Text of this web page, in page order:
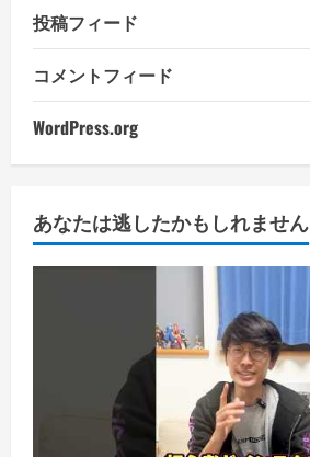
投稿フィード
コメントフィード
WordPress.org
あなたは逃したかもしれません